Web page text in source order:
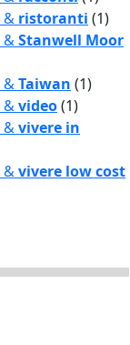
& ristoranti (1)
&Stanwell Moor
&Taiwan (1)
&video(1)
&vivere in
&vivere low cost